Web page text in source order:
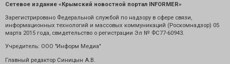
Сетевое издание «Крымский новостной портал INFORMER»
Зарегистрировано Федеральной службой по надзору в сфере связи,
информационных технологий и массовых коммуникаций (Роскомнадзор) 05
марта 2015 года, свидетельство о регистрации Эл № ФС77-60943.
Учредитель: ООО "Информ Медиа"
Главный редактор Синицын А.В.